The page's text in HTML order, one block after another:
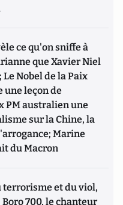
ce qu'on sniffe à
que Xavier Niel
Nobel de la Paix
une leçon de
PM australien une
sur la Chine, la
Marine
du Macron
terrorisme et du viol,
700, le chanteur